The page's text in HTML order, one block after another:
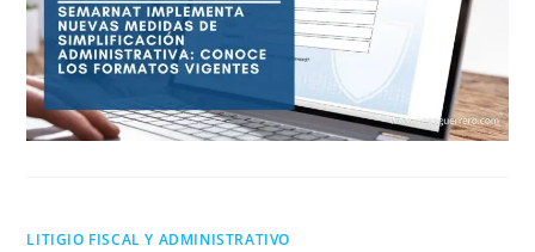
LITIGIO FISCAL Y ADMINISTRATIVO